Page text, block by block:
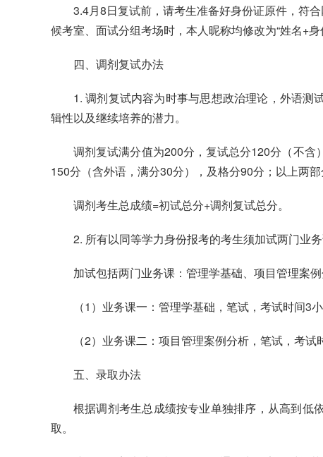
3.4月8日复试前，请考生准备好身份证原件，符
候考室、面试分组考场时，本人昵称均修改为“姓名+
四、调剂复试办法
1. 调剂复试内容为时事与思想政治理论，外语
辑性以及继续培养的潜力。
调剂复试满分值为200分，复试总分120分（不
150分（含外语，满分30分），及格分90分；以上两
调剂考生总成绩=初试总分+调剂复试总分。
2. 所有以同等学力身份报考的考生须加试两门业
加试包括两门业务课：管理学基础、项目管理案例
（1）业务课一：管理学基础，笔试，考试时间3
（2）业务课二：项目管理案例分析，笔试，考
五、录取办法
根据调剂考生总成绩按专业单独排序，从高到低
取。